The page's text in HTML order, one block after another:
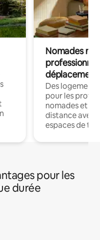
Nomades
déplacement
Des
pour les
nomades et
distance avec
espaces de
pour les
durée